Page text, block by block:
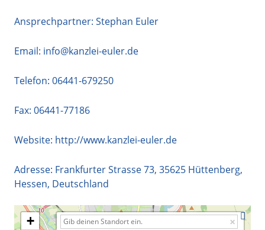
Ansprechpartner: Stephan Euler
Email: info@kanzlei-euler.de
Telefon: 06441-679250
Fax: 06441-77186
Website: http://www.kanzlei-euler.de
Adresse: Frankfurter Strasse 73, 35625 Hüttenberg,
Hessen, Deutschland
+